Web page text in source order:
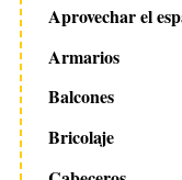
Aprovechar el
Armarios
Balcones
Bricolaje